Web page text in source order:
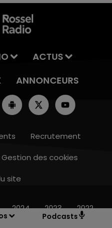
Podcasts
ACTUS
ANNONCEURS
Recrutement
Gestion des cookies
site
2024 2023 2022